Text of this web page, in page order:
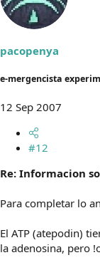
pacopenya
e-mergencista
12 Sep 2007
#12
Re: Informacion
Para completar lo
El ATP (atepodin)
la adenosina, pero